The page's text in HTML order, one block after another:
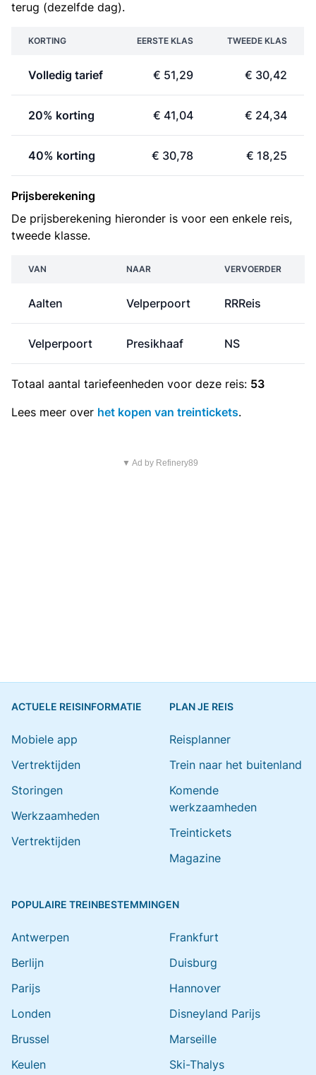
terug (dezelfde dag).
KORTING EERSTE KLAS TWEEDE KLAS
Volledig tarief € 51,29 € 30,42
20% korting € 41,04 € 24,34
40% korting € 30,78 € 18,25
Prijsberekening
De prijsberekening hieronder is voor een enkele reis,
tweede klasse.
VAN NAAR VERVOERDER
Aalten Velperpoort RRReis
Velperpoort Presikhaaf NS
Totaal aantal tariefeenheden voor deze reis: 53
Lees meer over het kopen van treintickets.
▼ Ad by Refinery89
ACTUELE REISINFORMATIE
Mobiele app
Vertrektijden
Storingen
Werkzaamheden
Vertrektijden
PLAN JE REIS
Reisplanner
Trein naar het buitenland
Komende
werkzaamheden
Treintickets
Magazine
POPULAIRE TREINBESTEMMINGEN
Antwerpen
Berlijn
Parijs
Londen
Brussel
Keulen
Frankfurt
Duisburg
Hannover
Disneyland Parijs
Marseille
Ski-Thalys